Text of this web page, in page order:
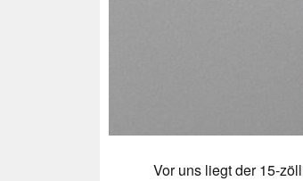
Vor uns liegt der 15-